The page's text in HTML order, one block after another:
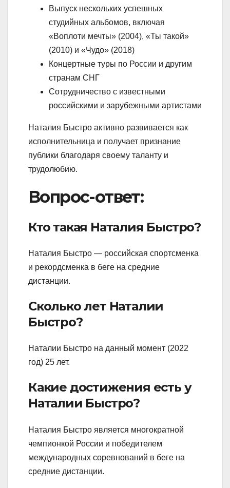
Выпуск нескольких успешных
студийных альбомов, включая
«Воплоти мечты» (2004), «Ты такой»
(2010) и «Чудо» (2018)
Концертные туры по России и другим
странам СНГ
Сотрудничество с известными
российскими и зарубежными артистами
Наталия Быстро активно развивается как
исполнительница и получает признание
публики благодаря своему таланту и
трудолюбию.
Вопрос-ответ:
Кто такая Наталия Быстро?
Наталия Быстро — российская спортсменка
и рекордсменка в беге на средние
дистанции.
Сколько лет Наталии
Быстро?
Наталии Быстро на данный момент (2022
год) 25 лет.
Какие достижения есть у
Наталии Быстро?
Наталия Быстро является многократной
чемпионкой России и победителем
международных соревнований в беге на
средние дистанции.